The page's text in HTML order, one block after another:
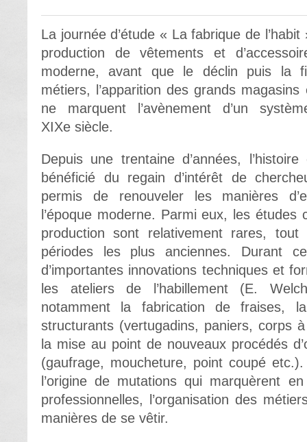
La journée d’étude « La fabrique de
production de vêtements et
moderne, avant que le déclin puis la
métiers, l’apparition des grands
ne marquent l’avènement d’un
XIXe siècle.
Depuis une trentaine d’années,
bénéficié du regain d’intérêt de
permis de renouveler les manières
l’époque moderne. Parmi eux, les
production sont relativement rares, tout
périodes les plus anciennes. Durant
d’importantes innovations techniques et
les ateliers de l’habillement (E.
notamment la fabrication de fraises,
structurants (vertugadins, paniers, corps
la mise au point de nouveaux procédés
(gaufrage, moucheture, point coupé
l’origine de mutations qui marquèrent
professionnelles, l’organisation des
manières de se vêtir.